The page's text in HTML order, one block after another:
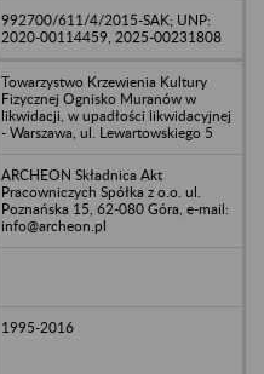
992700/611/4/2015-SAK; UNP:
2020-00114459, 2025-00231808
Towarzystwo Krzewienia Kultury
Fizycznej Ognisko Muranów w
likwidacji, w upadłości likwidacyjnej
- Warszawa, ul. Lewartowskiego 5
ARCHEON Składnica Akt
Pracowniczych Spółka z o.o. ul.
Poznańska 15, 62-080 Góra, e-mail:
info@archeon.pl
1995-2016